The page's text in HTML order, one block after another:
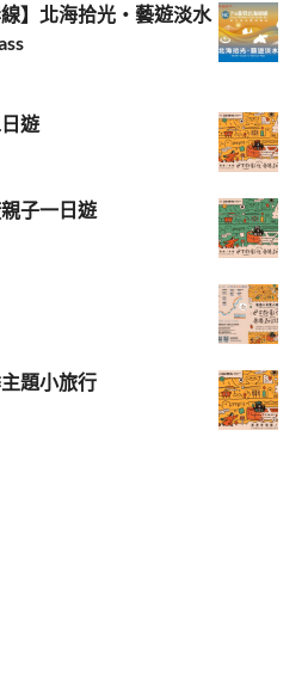
】北海拾光・藝遊淡水
遊
子一日遊
題小旅行